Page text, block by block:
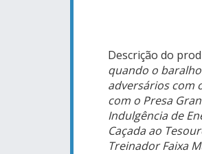
Descrição do
quando o
adversários com
com o Presa
Indulgência de
Caçada ao
Treinador Faixa